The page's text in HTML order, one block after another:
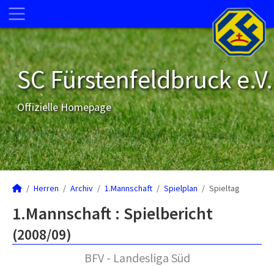
SC Fürstenfeldbruck e.V.
Offizielle Homepage
Herren Archiv 1.Mannschaft Spielplan Spieltag
1.Mannschaft : Spielbericht
(2008/09)
BFV - Landesliga Süd